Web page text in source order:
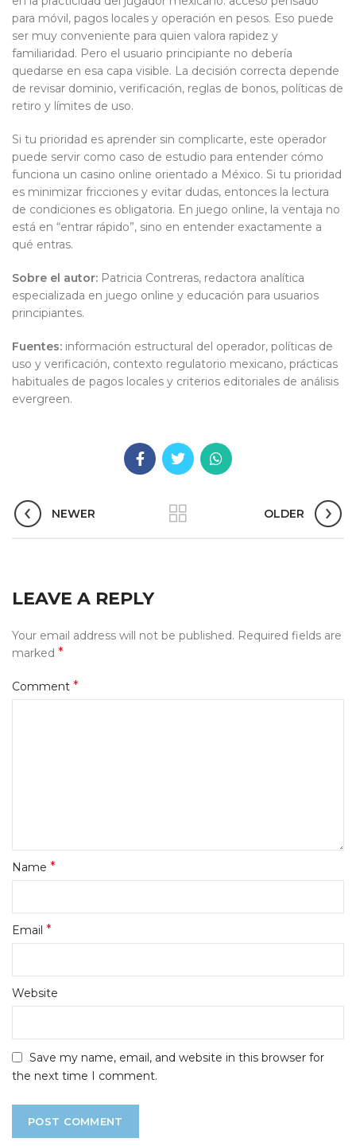
para móvil, pagos locales y operación en pesos. Eso puede
ser muy conveniente para quien valora rapidez y
familiaridad. Pero el usuario principiante no debería
quedarse en esa capa visible. La decisión correcta depende
de revisar dominio, verificación, reglas de bonos, políticas de
retiro y límites de uso.
Si tu prioridad es aprender sin complicarte, este operador
puede servir como caso de estudio para entender cómo
funciona un casino online orientado a México. Si tu prioridad
es minimizar fricciones y evitar dudas, entonces la lectura
de condiciones es obligatoria. En juego online, la ventaja no
está en “entrar rápido”, sino en entender exactamente a
qué entras.
Sobre el autor: Patricia Contreras, redactora analítica
especializada en juego online y educación para usuarios
principiantes.
Fuentes: información estructural del operador, políticas de
uso y verificación, contexto regulatorio mexicano, prácticas
habituales de pagos locales y criterios editoriales de análisis
evergreen.
NEWER OLDER
LEAVE A REPLY
Your email address will not be published. Required fields are
marked *
Comment *
Name *
Email *
Website
Save my name, email, and website in this browser for
the next time I comment.